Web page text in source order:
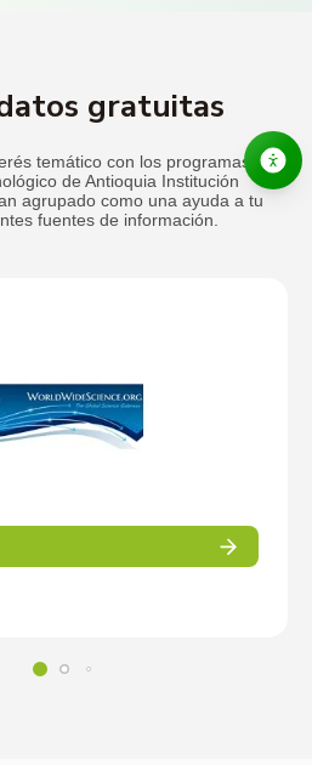
gratuitas
temático con los programas
de Antioquia Institución
agrupado como una ayuda a tu
fuentes de información.